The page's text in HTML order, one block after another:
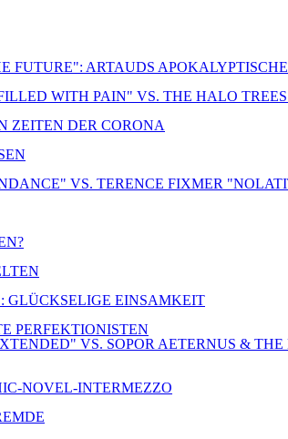
FUTURE": ARTAUDS
WITH PAIN" VS. THE HALO
ZEITEN DER CORONA
VS. TERENCE FIXMER
GLÜCKSELIGE EINSAMKEIT
PERFEKTIONISTEN
VS. SOPOR AETERNUS &
NOVEL-INTERMEZZO